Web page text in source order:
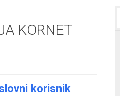
KORNET
korisnik